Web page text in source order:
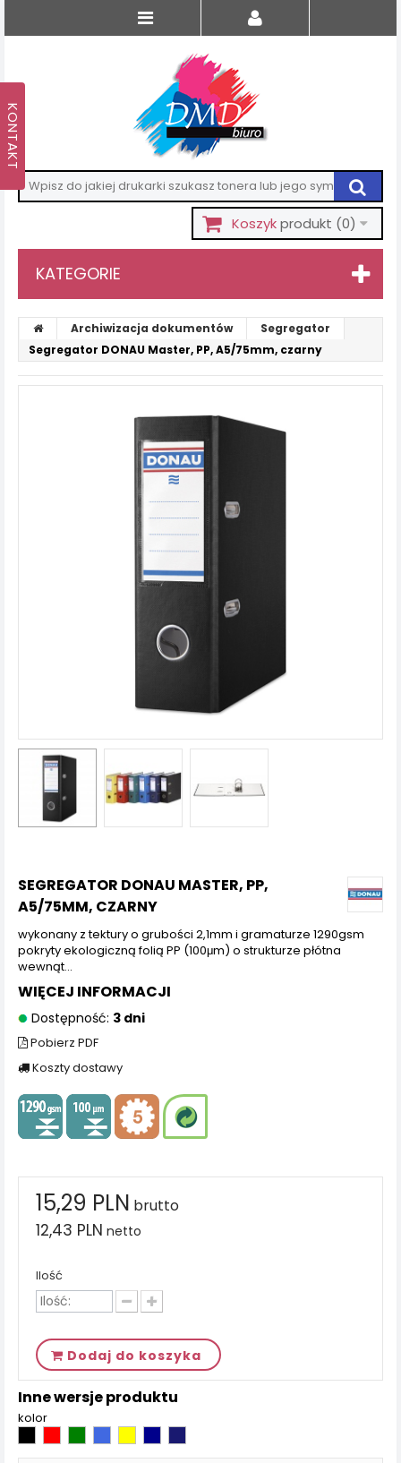
Koszykprodukt (0)
KATEGORIE
Archiwizacja dokumentów
Segregator
Segregator DONAU Master, PP, A5/75mm, czarny
SEGREGATOR DONAU MASTER, PP,
A5/75MM, CZARNY
wykonany z tektury o grubości 2,1mm i gramaturze 1290gsm
pokryty ekologiczną folią PP (100μm) o strukturze płótna
wewnąt...
WIĘCEJ INFORMACJI
Dostępność: 3 dni
Pobierz PDF
Koszty dostawy
15,29 PLN brutto
12,43 PLN netto
Ilość
Dodaj do koszyka
Inne wersje produktu
kolor